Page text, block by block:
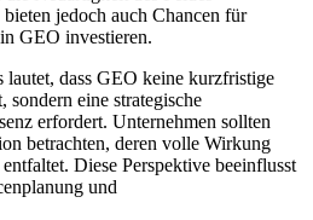
jedoch auch Chancen für
GEO investieren.
dass GEO keine kurzfristige
sondern eine strategische
erfordert. Unternehmen sollten
betrachten, deren volle Wirkung
Diese Perspektive beeinflusst
und